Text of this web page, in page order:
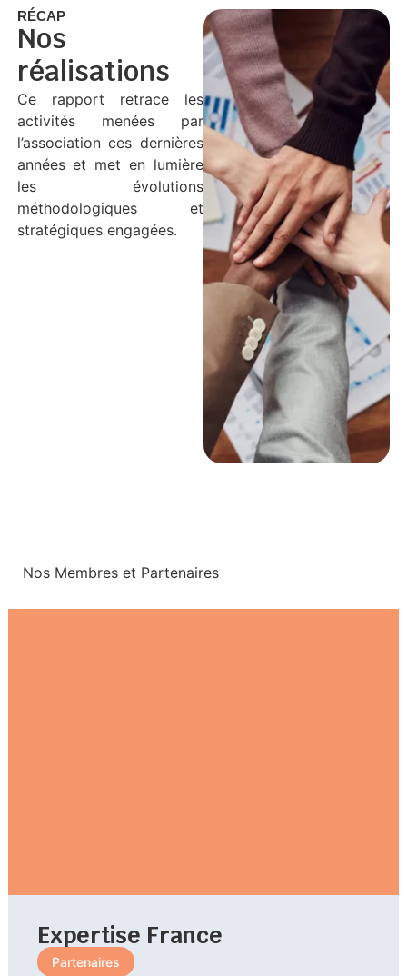
RÉCAP
Nos
réalisations
Ce rapport retrace les
activités menées par
l’association ces dernières
années et met en lumière
les évolutions
méthodologiques et
stratégiques engagées.
Nos Membres et Partenaires
Expertise France
Partenaires